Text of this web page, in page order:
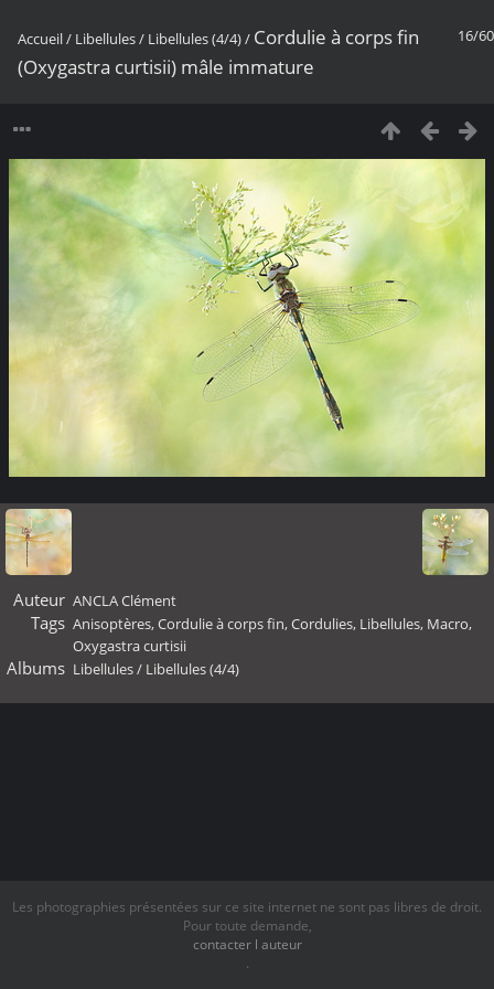
16/60
Accueil/ Libellules/ Libellules (4/4)/ Cordulie à corps fin
(Oxygastra curtisii) mâle immature
Auteur ANCLA Clément
Tags Anisoptères,Cordulie à corps fin,Cordulies, Libellules, Macro,
Oxygastra curtisii
Albums Libellules/ Libellules (4/4)
Les photographies présentées sur ce site internet ne sont pas libres de droit.
Pour toute demande,
contacter l auteur
.